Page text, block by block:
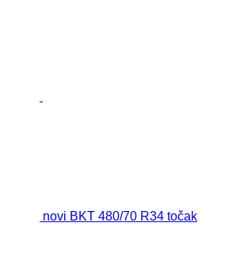
novi BKT 480/70 R34 točak